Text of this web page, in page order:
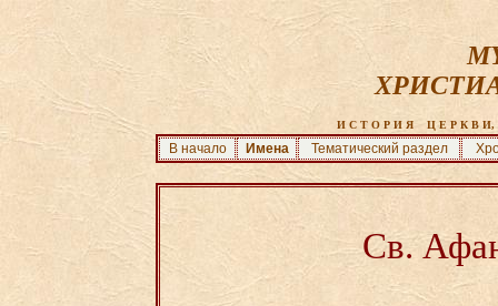
И С Т О Р И Я    Ц Е Р К В
В начало Имена Тематический раздел
Св.